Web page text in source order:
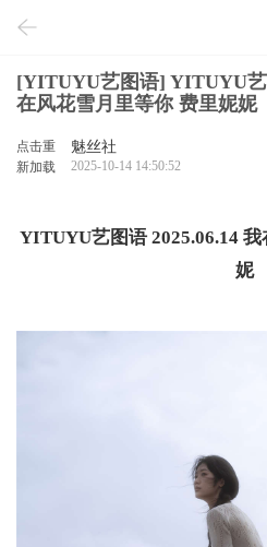
[YITUYU艺图语] YITUYU艺
在风花雪月里等你 费里妮妮
点击重
新加载
魅丝社
2025-10-14 14:50:52
YITUYU艺图语 2025.06.14
妮